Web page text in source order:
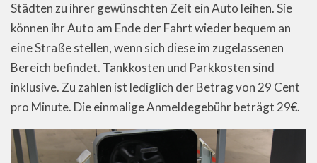
Städten zu ihrer gewünschten Zeit ein Auto leihen. Sie
können ihr Auto am Ende der Fahrt wieder bequem an
eine Straße stellen, wenn sich diese im zugelassenen
Bereich befindet. Tankkosten und Parkkosten sind
inklusive. Zu zahlen ist lediglich der Betrag von 29 Cent
pro Minute. Die einmalige Anmeldegebühr beträgt 29€.